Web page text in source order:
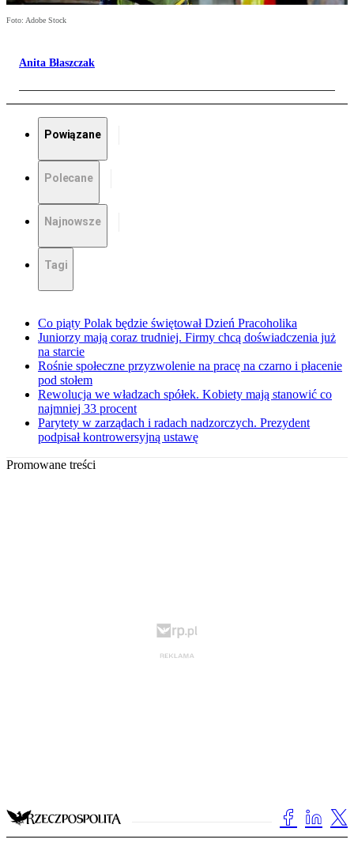
Foto: Adobe Stock
Anita Błaszczak
Powiązane
Polecane
Najnowsze
Tagi
Co piąty Polak będzie świętował Dzień Pracoholika
Juniorzy mają coraz trudniej. Firmy chcą doświadczenia już
na starcie
Rośnie społeczne przyzwolenie na pracę na czarno i płacenie
pod stołem
Rewolucja we władzach spółek. Kobiety mają stanowić co
najmniej 33 procent
Parytety w zarządach i radach nadzorczych. Prezydent
podpisał kontrowersyjną ustawę
Promowane treści